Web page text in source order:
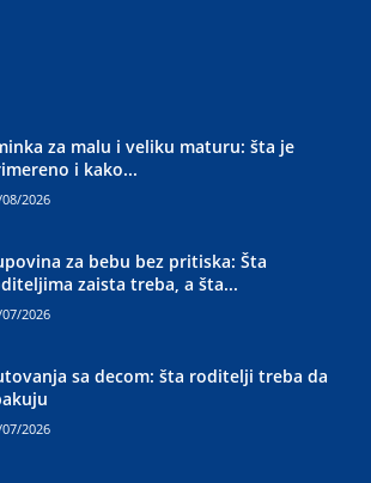
za malu i veliku maturu: šta je
i kako...
2026
za bebu bez pritiska: Šta
zaista treba, a šta...
2026
sa decom: šta roditelji treba da
2026